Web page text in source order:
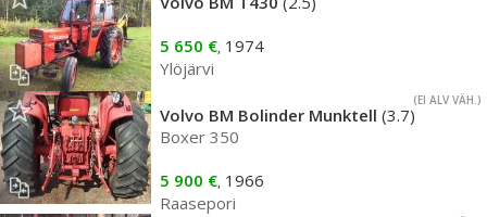
5 650 €, 1974
Ylöjärvi
(EI ALV VÄH.)
Volvo BM Bolinder Munktell (3.7)
Boxer 350
5 900 €, 1966
Raasepori